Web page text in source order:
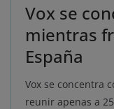
Vox se
mientras
España
Vox se concentra
reunir apenas a